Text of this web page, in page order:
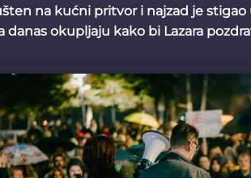
na kućni pritvor i najzad je stigao
danas okupljaju kako bi Lazara